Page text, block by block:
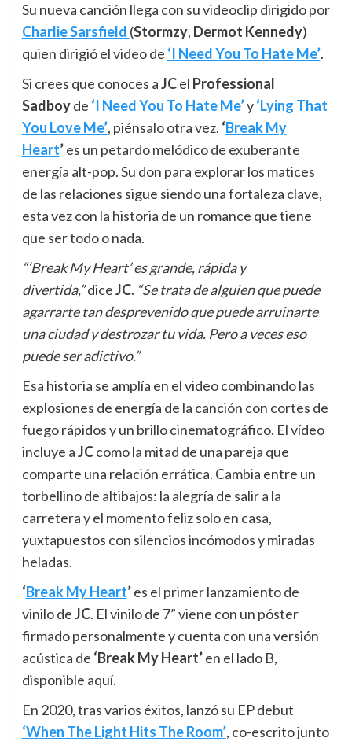
Su nueva canción llega con su videoclip dirigido por
Charlie Sarsfield (Stormzy, Dermot Kennedy)
quien dirigió el video de ‘I Need You To Hate Me’.
Si crees que conoces aJCel Professional
Sadboyde ‘I Need You To Hate Me’y‘Lying That
You Love Me’, piénsalo otra vez. ‘Break My
Heart’es un petardo melódico de exuberante
energía alt-pop. Su don para explorar los matices
de las relaciones sigue siendo una fortaleza clave,
esta vez con la historia de un romance que tiene
que ser todo o nada.
“‘Break My Heart’ es grande, rápida y
divertida,”diceJC. “Se trata de alguien que puede
agarrarte tan desprevenido que puede arruinarte
una ciudad y destrozar tu vida. Pero a veces eso
puede ser adictivo.”
Esa historia se amplía en el video combinando las
explosiones de energía de la canción con cortes de
fuego rápidos y un brillo cinematográfico. El vídeo
incluye aJCcomo la mitad de una pareja que
comparte una relación errática. Cambia entre un
torbellino de altibajos: la alegría de salir a la
carretera y el momento feliz solo en casa,
yuxtapuestos con silencios incómodos y miradas
heladas.
‘Break My Heart’es el primer lanzamiento de
vinilo deJC. El vinilo de 7” viene con un póster
firmado personalmente y cuenta con una versión
acústica de ‘Break My Heart’en el lado B,
disponible aquí.
En 2020, tras varios éxitos, lanzó su EP debut
‘When The Light Hits The Room’, co-escrito junto